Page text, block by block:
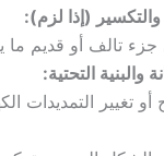
والتكسير (إذا لزم):
جزء تالف أو قديم ما
والبنية التحتية:
تغيير التمديدات